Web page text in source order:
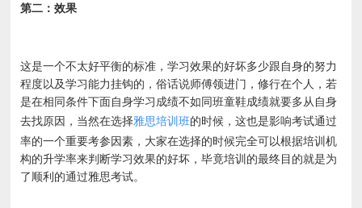
第二：效果
这是一个不太好平衡的标准，学习效果的好坏多少跟自身的努力
程度以及学习能力挂钩的，俗话说师傅领进门，修行在个人，若
是在相同条件下面自身学习成绩不如同班童鞋成绩就要多从自身
去找原因，当然在选择雅思培训班的时候，这也是影响考试通过
率的一个重要考参因素，大家在选择的时候完全可以根据培训机
构的升学率来判断学习效果的好坏，毕竟培训的最终目的就是为
了顺利的通过雅思考试。